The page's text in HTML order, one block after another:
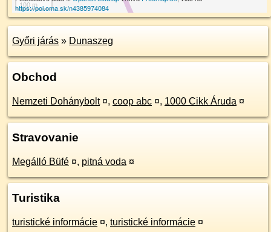
100 m
https://poi.oma.sk/n4385974084
Győri járás » Dunaszeg
Obchod
Nemzeti Dohánybolt ¤, coop abc ¤, 1000 Cikk Áruda ¤
Stravovanie
Megálló Büfé ¤, pitná voda ¤
Turistika
turistické informácie ¤, turistické informácie ¤